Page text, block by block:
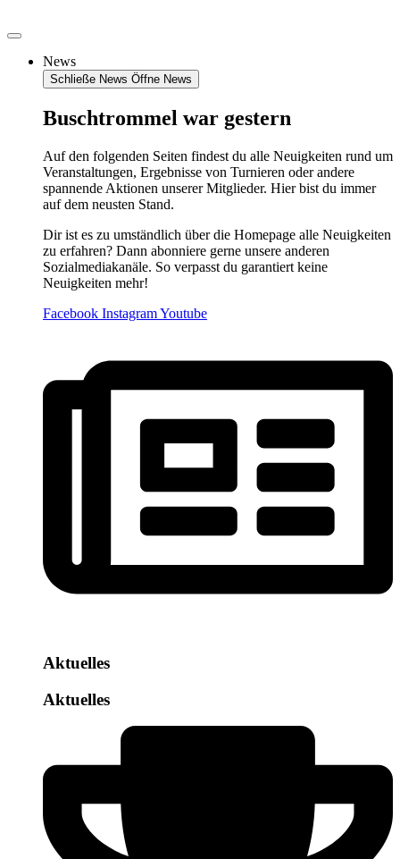
Inhalt
News
Schließe News Öffne News
Buschtrommel war gestern
Auf den folgenden Seiten findest du alle Neuigkeiten rund um
Veranstaltungen, Ergebnisse von Turnieren oder andere
spannende Aktionen unserer Mitglieder. Hier bist du immer
auf dem neusten Stand.
Dir ist es zu umständlich über die Homepage alle Neuigkeiten
zu erfahren? Dann abonniere gerne unsere anderen
Sozialmediakanäle. So verpasst du garantiert keine
Neuigkeiten mehr!
Facebook InstagramYoutube
Aktuelles
Aktuelles